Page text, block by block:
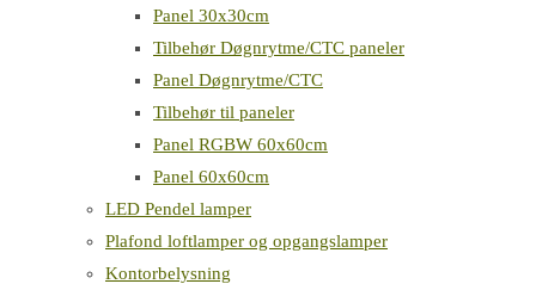
Panel 30x30cm
Tilbehør Døgnrytme/CTC paneler
Panel Døgnrytme/CTC
Tilbehør til paneler
Panel RGBW 60x60cm
Panel 60x60cm
LED Pendel lamper
Plafond loftlamper og opgangslamper
Kontorbelysning